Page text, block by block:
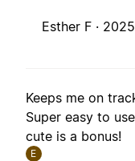
Esther F ·
Keeps me on
Super easy to
cute is a bonus!
E